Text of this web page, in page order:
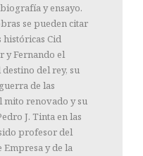
y ensayo.
se pueden citar
históricas Cid
y Fernando el
destino del rey, su
de las
mito renovado y su
J. Tinta en las
profesor del
Empresa y de la